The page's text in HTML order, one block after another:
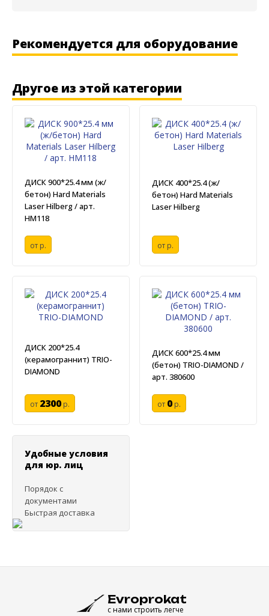
Рекомендуется для оборудование
Другое из этой категории
ДИСК 900*25.4 мм (ж/
бетон) Hard Materials
Laser Hilberg / арт.
HM118
от р.
ДИСК 400*25.4 (ж/
бетон) Hard Materials
Laser Hilberg
от р.
ДИСК 200*25.4
(керамограннит) TRIO-
DIAMOND
от 2300р.
ДИСК 600*25.4 мм
(бетон) TRIO-DIAMOND /
арт. 380600
от 0р.
Удобные условия
для юр. лиц
Порядок с
документами
Быстрая доставка
Evroprokat
с нами строить легче